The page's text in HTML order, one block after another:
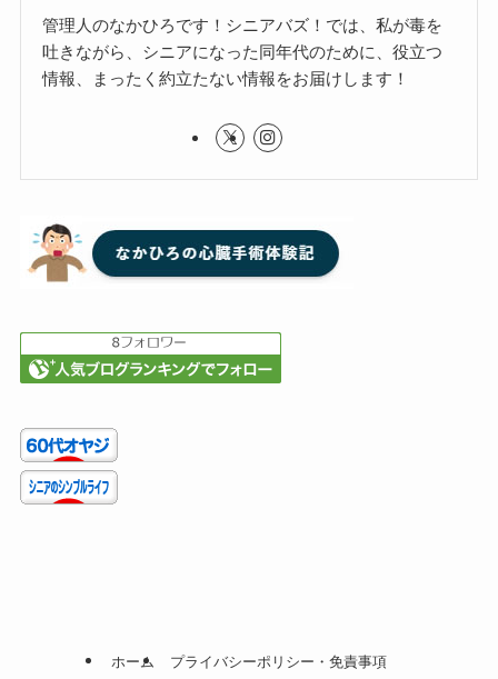
管理人のなかひろです！シニアバズ！では、私が毒を
吐きながら、シニアになった同年代のために、役立つ
情報、まったく約立たない情報をお届けします！
ホーム プライバシーポリシー・免責事項